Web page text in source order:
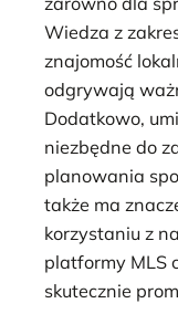
Wiedza z
znajomość
odgrywają
Dodatkowo,
niezbędne do
planowania
także ma
korzystaniu z
platformy MLS
skutecznie